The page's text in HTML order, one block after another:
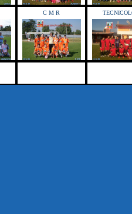
C M R